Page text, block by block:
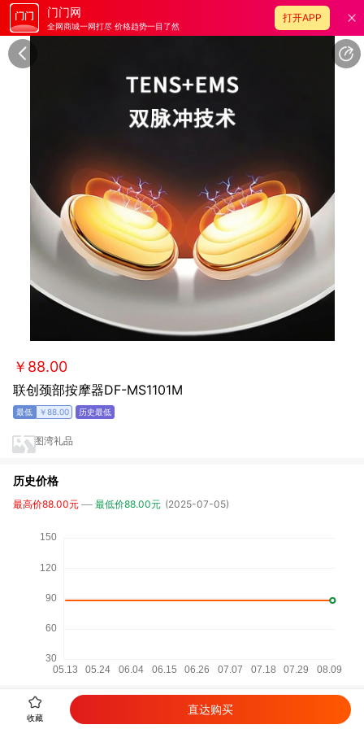
门门网
全网商城一网打尽 价格趋势一目了然
打开APP
￥88.00
联创颈部按摩器DF-MS1101M
￥88.00
图湾礼品
历史价格
最高价88.00元 最低价88.00元 (2025-07-05)
详细参数
收藏
直达购买